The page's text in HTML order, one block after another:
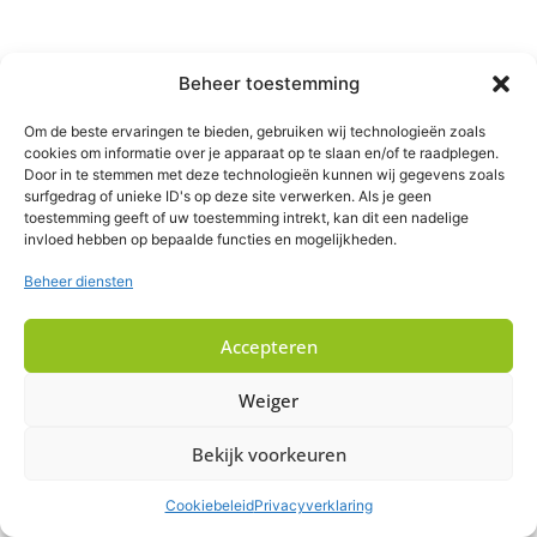
Beheer toestemming
Om de beste ervaringen te bieden, gebruiken wij technologieën zoals
cookies om informatie over je apparaat op te slaan en/of te raadplegen.
Door in te stemmen met deze technologieën kunnen wij gegevens zoals
surfgedrag of unieke ID's op deze site verwerken. Als je geen
toestemming geeft of uw toestemming intrekt, kan dit een nadelige
invloed hebben op bepaalde functies en mogelijkheden.
Beheer diensten
Accepteren
Weiger
Bekijk voorkeuren
CookiebeleidPrivacyverklaring